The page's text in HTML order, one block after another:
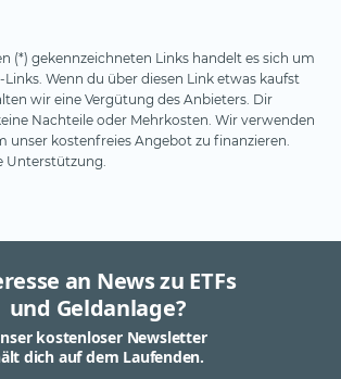
(*) gekennzeichneten Links handelt es sich um
Wenn du über diesen Link etwas kaufst
wir eine Vergütung des Anbieters. Dir
Nachteile oder Mehrkosten. Wir verwenden
unser kostenfreies Angebot zu finanzieren.
Unterstützung.
an News zu ETFs
und Geldanlage?
kostenloser Newsletter
dich auf dem Laufenden.